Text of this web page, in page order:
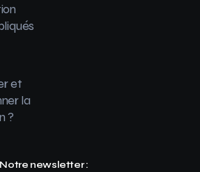
et
la
?
Notre newsletter :